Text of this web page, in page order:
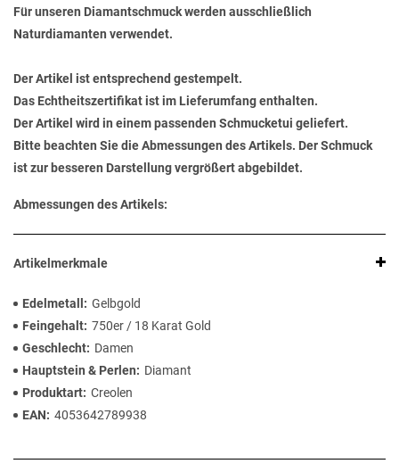
Für unseren Diamantschmuck werden ausschließlich
Naturdiamanten verwendet.
Der Artikel ist entsprechend gestempelt.
Das Echtheitszertifikat ist im Lieferumfang enthalten.
Der Artikel wird in einem passenden Schmucketui geliefert.
Bitte beachten Sie die Abmessungen des Artikels. Der Schmuck
ist zur besseren Darstellung vergrößert abgebildet.
Abmessungen des Artikels:
Artikelmerkmale
Edelmetall
Gelbgold
Feingehalt 750er / 18 Karat Gold
Geschlecht
Damen
Hauptstein & Perlen
Diamant
Produktart Creolen
EAN
4053642789938